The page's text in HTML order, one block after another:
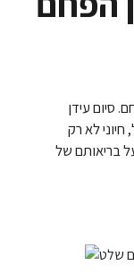
סיום עידן
לא רק
בריאותם של